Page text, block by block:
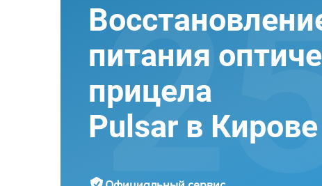
питания
прицела
Pulsar в Кирове